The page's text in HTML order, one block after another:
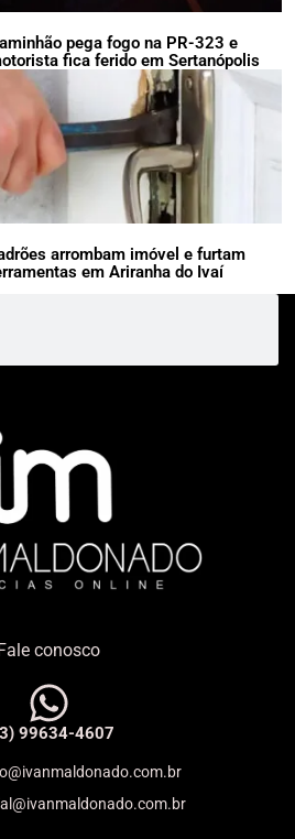
pega fogo na PR-323 e
fica ferido em Sertanópolis
arrombam imóvel e furtam
em Ariranha do Ivaí
conosco
99634-4607